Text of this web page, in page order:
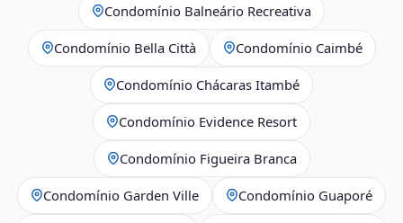
Condomínio Balneário Recreativa
Condomínio Bella Città Condomínio Caimbé
Condomínio Chácaras Itambé
Condomínio Evidence Resort
Condomínio Figueira Branca
Condomínio Garden Ville Condomínio Guaporé